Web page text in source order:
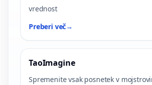
vrednost
Preberi več→
TaoImagine
Spremenite vsak posnetek v